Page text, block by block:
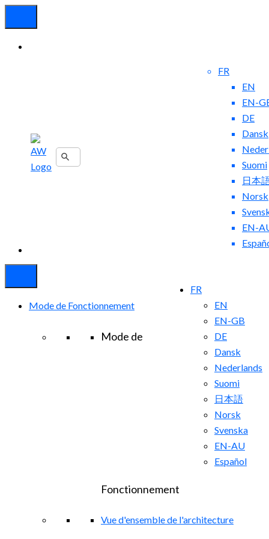
FR
EN
EN-
DE
Dansk
Suomi
日本
Norsk
EN-
FR
EN
EN-GB
DE
Dansk
Nederlands
Suomi
日本語
Norsk
Svenska
EN-AU
Español
Mode de Fonctionnement
Mode de
Fonctionnement
Vue d'ensemble de l'architecture